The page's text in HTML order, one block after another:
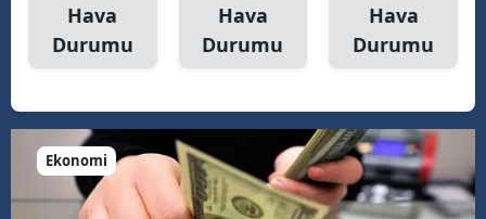
Hava
Durumu
Hava
Durumu
Hava
Durumu
Ekonomi